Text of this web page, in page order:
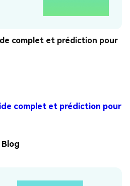
complet et prédiction pour
complet et prédiction pour
Blog